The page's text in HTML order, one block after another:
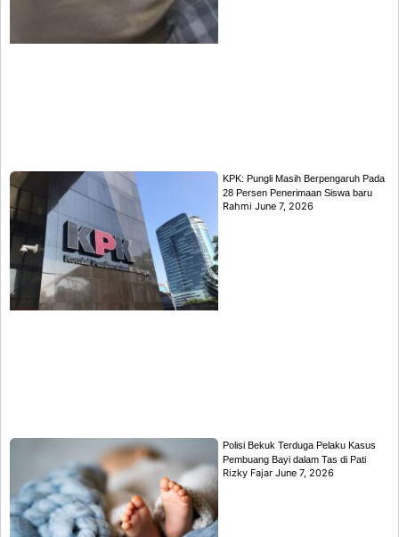
KPK: Pungli Masih Berpengaruh Pada
28 Persen Penerimaan Siswa baru
RahmiJune 7, 2026
Polisi Bekuk Terduga Pelaku Kasus
Pembuang Bayi dalam Tas di Pati
Rizky FajarJune 7, 2026